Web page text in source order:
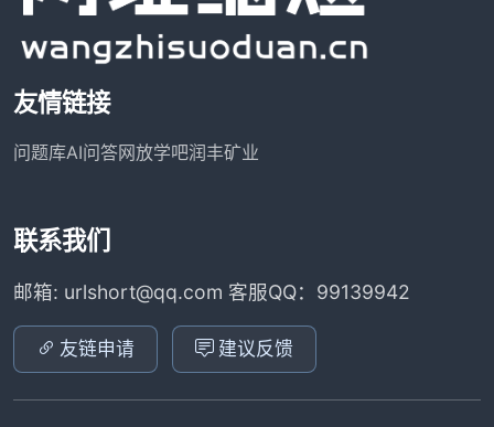
友情链接
问题库AI问答网放学吧润丰矿业
联系我们
邮箱: urlshort@qq.com 客服QQ：99139942
友链申请 建议反馈